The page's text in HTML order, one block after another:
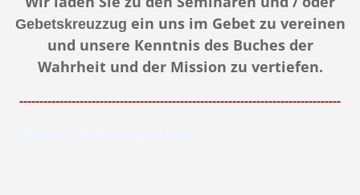
Gebetskreuzzug ein uns im Gebet zu vereinen
und unsere Kenntnis des Buches der
Wahrheit und der Mission zu vertiefen.
--------------------------------------------------------------------------------